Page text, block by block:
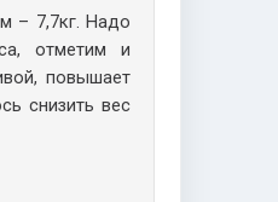
– 7,7кг. Надо
отметим и
повышает
снизить вес